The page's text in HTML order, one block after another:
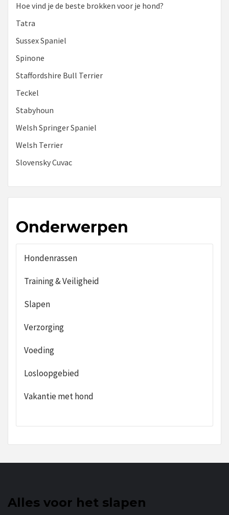
Hoe vind je de beste brokken voor je hond?
Tatra
Sussex Spaniel
Spinone
Staffordshire Bull Terrier
Teckel
Stabyhoun
Welsh Springer Spaniel
Welsh Terrier
Slovensky Cuvac
Onderwerpen
Hondenrassen
Training & Veiligheid
Slapen
Verzorging
Voeding
Losloopgebied
Vakantie met hond
Alles voor het slapen